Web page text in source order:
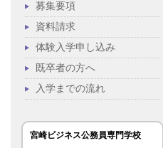
募集要項
資料請求
体験入学申し込み
既卒者の方へ
入学までの流れ
宮崎ビジネス公務員専門学校